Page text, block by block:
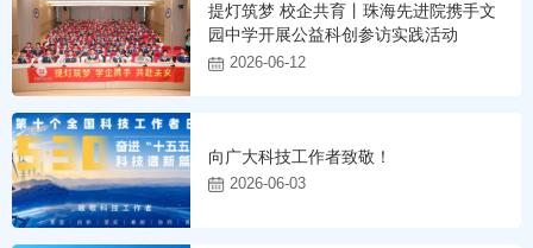
提灯筑梦 校企共育丨珠海先进院携手文
园中学开展公益科创参访实践活动
2026-06-12
向广大科技工作者致敬！
2026-06-03